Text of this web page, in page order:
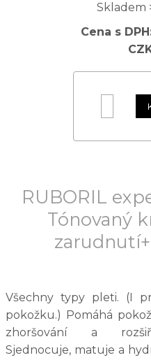
Skladem
Cena s
RUBORIL
Tónovaný
Všechny typy pleti. (I
pokožku.) Pomáhá
zhoršování a
Sjednocuje, matuje a